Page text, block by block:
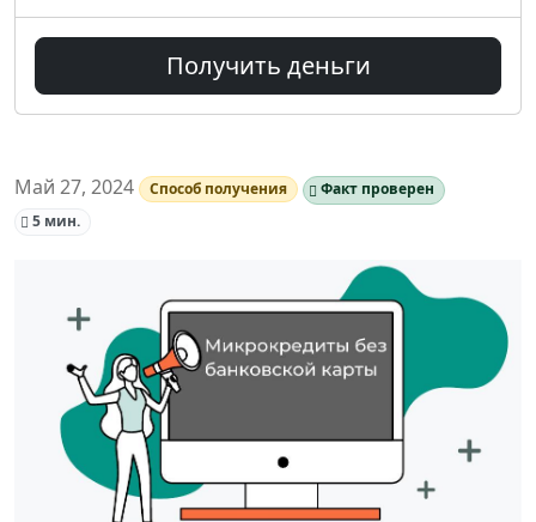
Получить деньги
Май 27, 2024 Способ получения
Факт проверен
5 мин.